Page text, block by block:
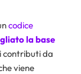
codice
labase
contributi da
viene